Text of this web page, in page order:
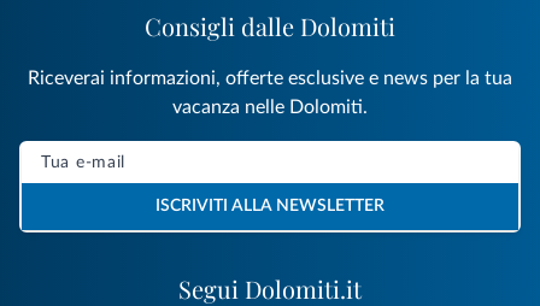
Segui Dolomiti.it
Consigli dalle Dolomiti
Riceverai informazioni, offerte esclusive e news per la tua
vacanza nelle Dolomiti.
ISCRIVITI ALLA NEWSLETTER